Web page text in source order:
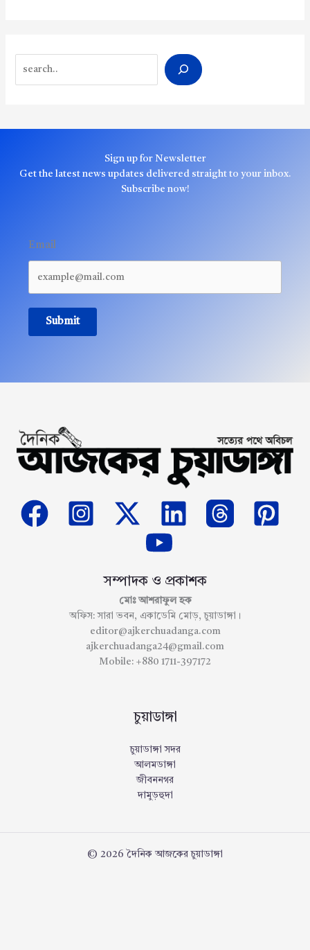
Sign up for Newsletter
Get the latest news updates delivered straight to your inbox.
Subscribe now!
Email
Submit
সম্পাদক ও প্রকাশক
মোঃ আশরাফুল হক
অফিস: সারা ভবন, একাডেমি মোড়, চুয়াডাঙ্গা।
editor@ajkerchuadanga.com
ajkerchuadanga24@gmail.com
Mobile: +880 1711-397172
চুয়াডাঙ্গা
চুয়াডাঙ্গা সদর
আলমডাঙ্গা
জীবননগর
দামুড়হুদা
© 2026 দৈনিক আজকের চুয়াডাঙ্গা